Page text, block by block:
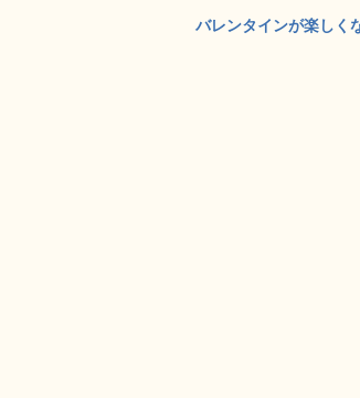
バレンタインが楽しく